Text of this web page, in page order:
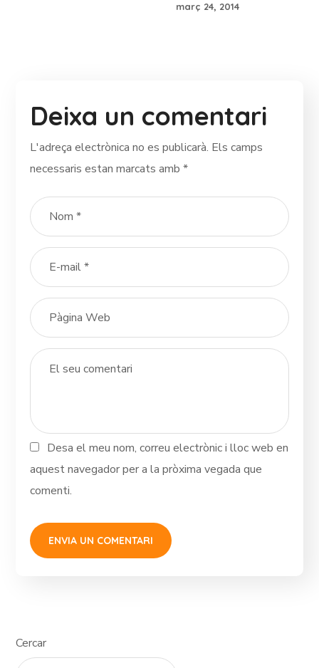
març 24, 2014
Deixa un comentari
L'adreça electrònica no es publicarà. Els camps
necessaris estan marcats amb*
Desa el meu nom, correu electrònic i lloc web en
aquest navegador per a la pròxima vegada que
comenti.
Cercar